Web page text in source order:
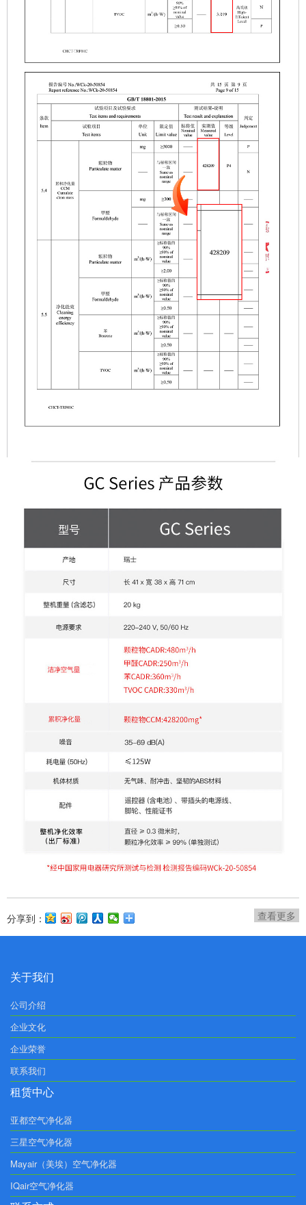
查看更多
分享到：
关于我们
公司介绍
企业文化
企业荣誉
联系我们
租赁中心
亚都空气净化器
三星空气净化器
Mayair（美埃）空气净化器
IQair空气净化器